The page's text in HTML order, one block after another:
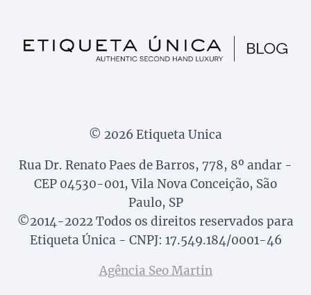
© 2026 Etiqueta Unica
Rua Dr. Renato Paes de Barros, 778, 8º andar -
CEP 04530-001, Vila Nova Conceição, São
Paulo, SP
©2014-2022 Todos os direitos reservados para
Etiqueta Única - CNPJ: 17.549.184/0001-46
Agência Seo Martin